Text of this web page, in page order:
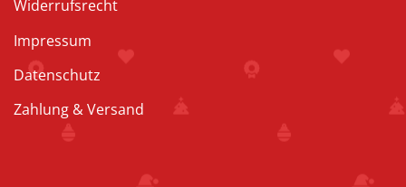
Widerrufsrecht
Impressum
Datenschutz
Zahlung & Versand